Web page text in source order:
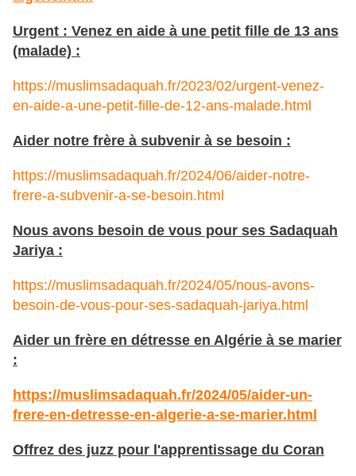
Urgent : Venez en aide à une petit fille de 13 ans
(malade) :
https://muslimsadaquah.fr/2023/02/urgent-venez-
en-aide-a-une-petit-fille-de-12-ans-malade.html
Aider notre frère à subvenir à se besoin :
https://muslimsadaquah.fr/2024/06/aider-notre-
frere-a-subvenir-a-se-besoin.html
Nous avons besoin de vous pour ses Sadaquah
Jariya :
https://muslimsadaquah.fr/2024/05/nous-avons-
besoin-de-vous-pour-ses-sadaquah-jariya.html
Aider un frère en détresse en Algérie à se marier
:
https://muslimsadaquah.fr/2024/05/aider-un-
frere-en-detresse-en-algerie-a-se-marier.html
Offrez des juzz pour l'apprentissage du Coran